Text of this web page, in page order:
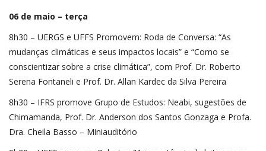
06 de maio – terça
8h30 – UERGS e UFFS Promovem: Roda de Conversa: “As
mudanças climáticas e seus impactos locais” e “Como se
conscientizar sobre a crise climática”, com Prof. Dr. Roberto
Serena Fontaneli e Prof. Dr. Allan Kardec da Silva Pereira
8h30 – IFRS promove Grupo de Estudos: Neabi, sugestões de
Chimamanda, Prof. Dr. Anderson dos Santos Gonzaga e Profa.
Dra. Cheila Basso – Miniauditório